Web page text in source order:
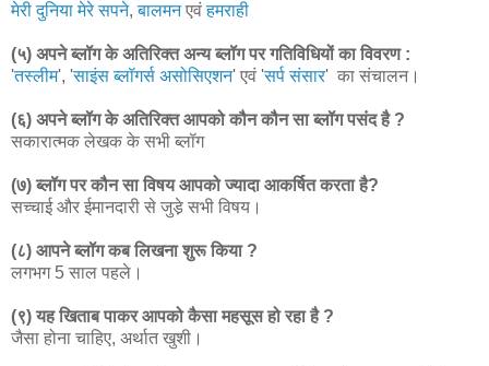
मेरी दुनिया मेरे सपने,बालमनएवंहमराही
(५) अपने ब्लॉग के अतिरिक्त अन्य ब्लॉग पर गतिविधियों का विवरण :
'तस्लीम', 'साइंस ब्लॉगर्स असोसिएशन' एवं 'सर्प संसार' का संचालन।
(६) अपने ब्लॉग के अतिरिक्त आपको कौन कौन सा ब्लॉग पसंद है ?
सकारात्मक लेखक के सभी ब्लॉग
(७) ब्लॉग पर कौन सा विषय आपको ज्यादा आकर्षित करता है?
सच्चाई और ईमानदारी से जुडे़ सभी विषय।
(८) आपने ब्लॉग कब लिखना शुरू किया ?
लगभग 5 साल पहले।
(९) यह खिताब पाकर आपको कैसा महसूस हो रहा है ?
जैसा होना चाहिए, अर्थात खुशी।